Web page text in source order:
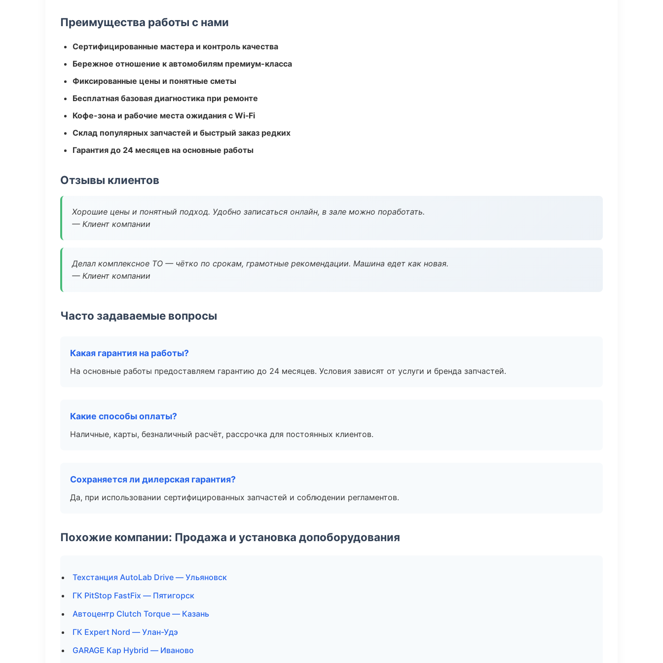
Преимущества работы с нами
Сертифицированные мастера и контроль качества
Бережное отношение к автомобилям премиум-класса
Фиксированные цены и понятные сметы
Бесплатная базовая диагностика при ремонте
Кофе-зона и рабочие места ожидания с Wi‑Fi
Склад популярных запчастей и быстрый заказ редких
Гарантия до 24 месяцев на основные работы
Отзывы клиентов
Хорошие цены и понятный подход. Удобно записаться онлайн, в зале можно поработать.
— Клиент компании
Делал комплексное ТО — чётко по срокам, грамотные рекомендации. Машина едет как новая.
— Клиент компании
Часто задаваемые вопросы
Какая гарантия на работы?
На основные работы предоставляем гарантию до 24 месяцев. Условия зависят от услуги и бренда запчастей.
Какие способы оплаты?
Наличные, карты, безналичный расчёт, рассрочка для постоянных клиентов.
Сохраняется ли дилерская гарантия?
Да, при использовании сертифицированных запчастей и соблюдении регламентов.
Похожие компании: Продажа и установка допоборудования
Техстанция AutoLab Drive — Ульяновск
ГК PitStop FastFix — Пятигорск
Автоцентр Clutch Torque — Казань
ГК Expert Nord — Улан-Удэ
GARAGE Кар Hybrid — Иваново